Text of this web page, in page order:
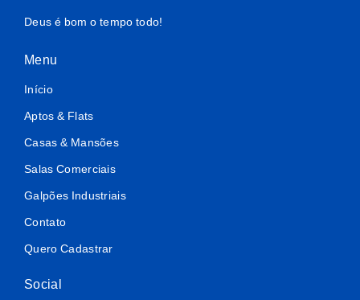
Deus é bom o tempo todo!
Menu
Início
Aptos & Flats
Casas & Mansões
Salas Comerciais
Galpões Industriais
Contato
Quero Cadastrar
Social